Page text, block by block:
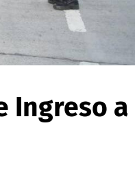
Ingreso a